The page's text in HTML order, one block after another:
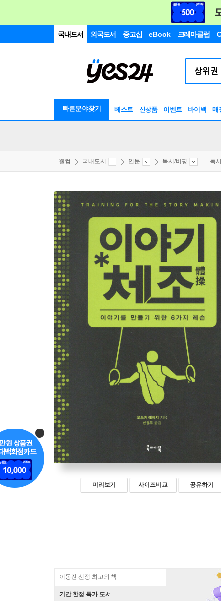
국내도서 외국도서 중고샵 eBook 크레마클럽
빠른분야찾기 베스트 신상품 이벤트 바이백 매
웰컴 국내도서 인문 독서/비평 독
미리보기 사이즈비교 공유하기
이동진 선정 최고의 책
기간 한정 특가 도서